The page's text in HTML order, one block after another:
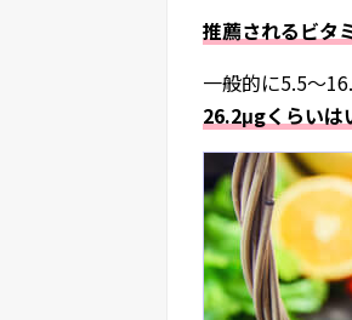
推薦されるビタ
一般的に5.5～
26.2μgくらいは